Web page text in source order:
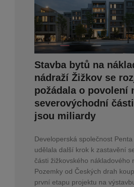
Stavba bytů na
nádraží Žižkov se
požádala o povolení
severovýchodní
jsou miliardy
Developerská společnost
udělala další krok k zastavění
části žižkovského nákladového
Pozemky od Českých drah
první etapu projektu na